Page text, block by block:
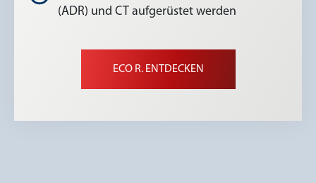
(ADR) und CT aufgerüstet werden
ECO R. ENTDECKEN